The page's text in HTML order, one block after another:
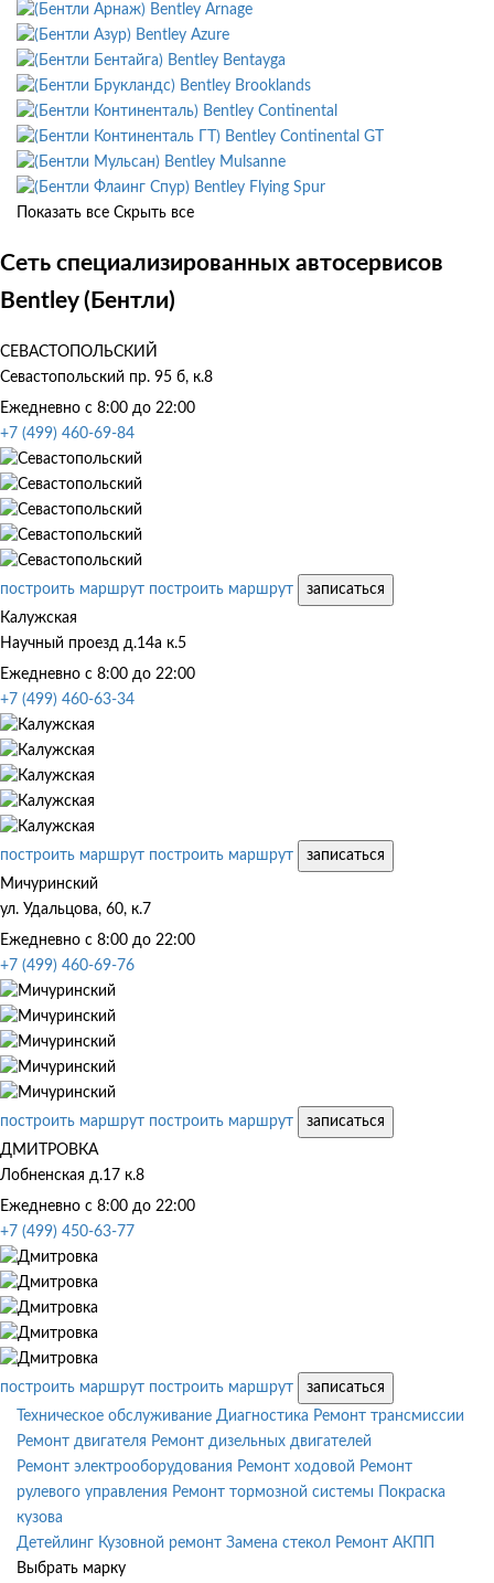
Bentley Arnage
Bentley Azure
Bentley Bentayga
Bentley Brooklands
Bentley Continental
Bentley Continental GT
Bentley Mulsanne
Bentley Flying Spur
Показать все Скрыть все
Сеть специализированных автосервисов
Bentley (Бентли)
СЕВАСТОПОЛЬСКИЙ
Севастопольский пр. 95 б, к.8
Ежедневно с 8:00 до 22:00
+7 (499) 460-69-84
построить маршрут построить маршрут
записаться
Калужская
Научный проезд д.14а к.5
Ежедневно с 8:00 до 22:00
+7 (499) 460-63-34
построить маршрут построить маршрут
записаться
Мичуринский
ул. Удальцова, 60, к.7
Ежедневно с 8:00 до 22:00
+7 (499) 460-69-76
построить маршрут построить маршрут
записаться
ДМИТРОВКА
Лобненская д.17 к.8
Ежедневно с 8:00 до 22:00
+7 (499) 450-63-77
построить маршрут построить маршрут
записаться
Техническое обслуживание Диагностика Ремонт трансмиссии
Ремонт двигателя Ремонт дизельных двигателей
Ремонт электрооборудования Ремонт ходовой Ремонт
рулевого управления Ремонт тормозной системы
Покраска
кузова
Детейлинг Кузовной ремонт Замена стекол Ремонт АКПП
Выбрать марку